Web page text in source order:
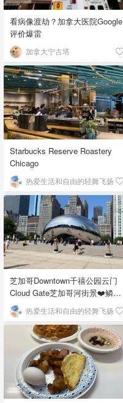
看病像渡劫？加拿大医院Google
评价爆雷
加拿大宁古塔
Starbucks Reserve Roastery
Chicago
热爱生活和自由的轻舞飞扬
芝加哥Downtown千禧公园云门
Cloud Gate芝加哥河街景❤️鳞次
栉比的高楼
热爱生活和自由的轻舞飞扬